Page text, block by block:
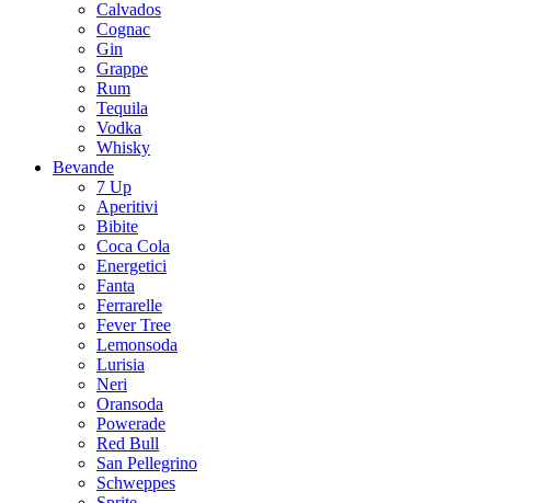
Calvados
Cognac
Gin
Grappe
Rum
Tequila
Vodka
Whisky
Bevande
7 Up
Aperitivi
Bibite
Coca Cola
Energetici
Fanta
Ferrarelle
Fever Tree
Lemonsoda
Lurisia
Neri
Oransoda
Powerade
Red Bull
San Pellegrino
Schweppes